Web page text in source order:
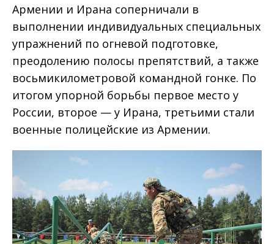
Армении и Ирана соперничали в
выполнении индивидуальных специальных
упражнений по огневой подготовке,
преодолению полосы препятствий, а также
восьмикилометровой командной гонке. По
итогом упорной борьбы первое место у
России, второе — у Ирана, третьими стали
военные полицейские из Армении.